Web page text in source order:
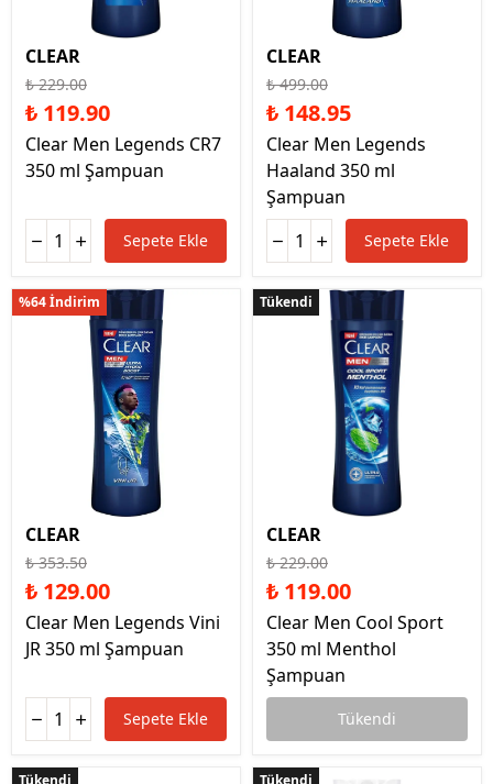
CLEAR
₺ 229.00
₺ 119.90
Clear Men Legends CR7
350 ml Şampuan
Sepete Ekle
CLEAR
₺ 499.00
₺ 148.95
Clear Men Legends
Haaland 350 ml
Şampuan
Sepete Ekle
%64 İndirim
CLEAR
₺ 353.50
₺ 129.00
Clear Men Legends Vini
JR 350 ml Şampuan
Sepete Ekle
Tükendi
Tükendi
CLEAR
₺ 229.00
₺ 119.00
Clear Men Cool Sport
350 ml Menthol
Şampuan
Tükendi